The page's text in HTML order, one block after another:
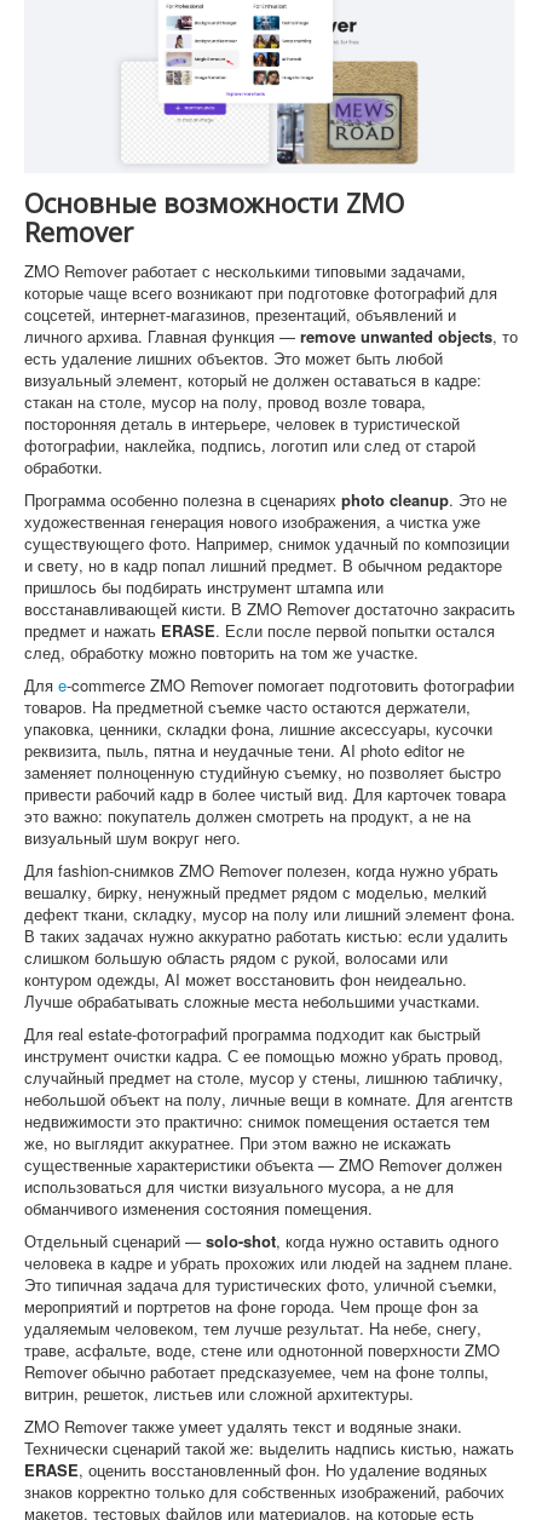
Основные возможности ZMO
Remover
ZMO Remover работает с несколькими типовыми задачами,
которые чаще всего возникают при подготовке фотографий для
соцсетей, интернет-магазинов, презентаций, объявлений и
личного архива. Главная функция — remove unwanted objects, то
есть удаление лишних объектов. Это может быть любой
визуальный элемент, который не должен оставаться в кадре:
стакан на столе, мусор на полу, провод возле товара,
посторонняя деталь в интерьере, человек в туристической
фотографии, наклейка, подпись, логотип или след от старой
обработки.
Программа особенно полезна в сценариях photo cleanup. Это не
художественная генерация нового изображения, а чистка уже
существующего фото. Например, снимок удачный по композиции
и свету, но в кадр попал лишний предмет. В обычном редакторе
пришлось бы подбирать инструмент штампа или
восстанавливающей кисти. В ZMO Remover достаточно закрасить
предмет и нажать ERASE. Если после первой попытки остался
след, обработку можно повторить на том же участке.
Для e-commerce ZMO Remover помогает подготовить фотографии
товаров. На предметной съемке часто остаются держатели,
упаковка, ценники, складки фона, лишние аксессуары, кусочки
реквизита, пыль, пятна и неудачные тени. AI photo editor не
заменяет полноценную студийную съемку, но позволяет быстро
привести рабочий кадр в более чистый вид. Для карточек товара
это важно: покупатель должен смотреть на продукт, а не на
визуальный шум вокруг него.
Для fashion-снимков ZMO Remover полезен, когда нужно убрать
вешалку, бирку, ненужный предмет рядом с моделью, мелкий
дефект ткани, складку, мусор на полу или лишний элемент фона.
В таких задачах нужно аккуратно работать кистью: если удалить
слишком большую область рядом с рукой, волосами или
контуром одежды, AI может восстановить фон неидеально.
Лучше обрабатывать сложные места небольшими участками.
Для real estate-фотографий программа подходит как быстрый
инструмент очистки кадра. С ее помощью можно убрать провод,
случайный предмет на столе, мусор у стены, лишнюю табличку,
небольшой объект на полу, личные вещи в комнате. Для агентств
недвижимости это практично: снимок помещения остается тем
же, но выглядит аккуратнее. При этом важно не искажать
существенные характеристики объекта — ZMO Remover должен
использоваться для чистки визуального мусора, а не для
обманчивого изменения состояния помещения.
Отдельный сценарий — solo-shot, когда нужно оставить одного
человека в кадре и убрать прохожих или людей на заднем плане.
Это типичная задача для туристических фото, уличной съемки,
мероприятий и портретов на фоне города. Чем проще фон за
удаляемым человеком, тем лучше результат. На небе, снегу,
траве, асфальте, воде, стене или однотонной поверхности ZMO
Remover обычно работает предсказуемее, чем на фоне толпы,
витрин, решеток, листьев или сложной архитектуры.
ZMO Remover также умеет удалять текст и водяные знаки.
Технически сценарий такой же: выделить надпись кистью, нажать
ERASE, оценить восстановленный фон. Но удаление водяных
знаков корректно только для собственных изображений, рабочих
макетов, тестовых файлов или материалов, на которые есть